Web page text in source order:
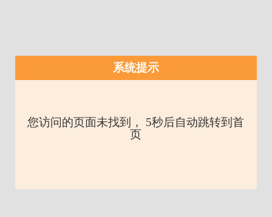
系统提示
您访问的页面未找到， 5秒后自动跳转到首
页